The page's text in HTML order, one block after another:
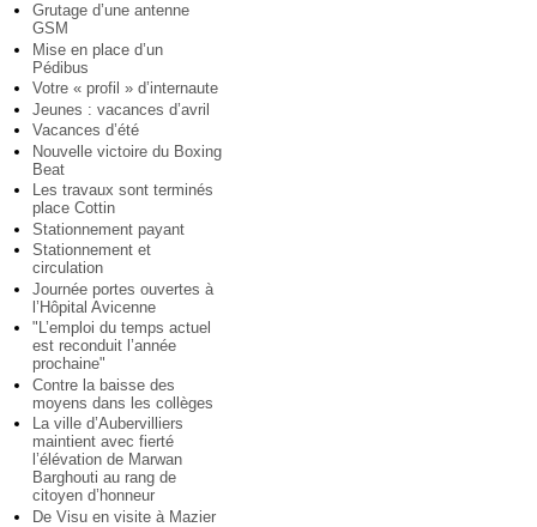
Grutage d’une antenne
GSM
Mise en place d’un
Pédibus
Votre « profil » d’internaute
Jeunes : vacances d’avril
Vacances d’été
Nouvelle victoire du Boxing
Beat
Les travaux sont terminés
place Cottin
Stationnement payant
Stationnement et
circulation
Journée portes ouvertes à
l’Hôpital Avicenne
"L’emploi du temps actuel
est reconduit l’année
prochaine"
Contre la baisse des
moyens dans les collèges
La ville d’Aubervilliers
maintient avec fierté
l’élévation de Marwan
Barghouti au rang de
citoyen d’honneur
De Visu en visite à Mazier